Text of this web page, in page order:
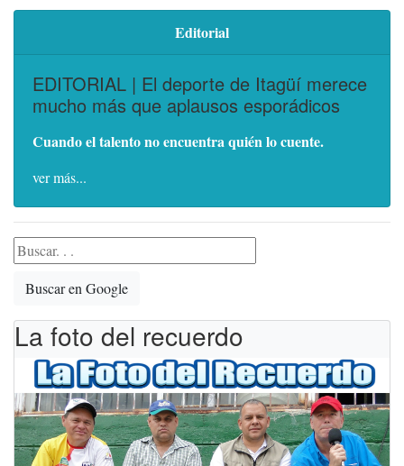
Editorial
EDITORIAL | El deporte de Itagüí merece
mucho más que aplausos esporádicos
Cuando el talento no encuentra quién lo cuente.
ver más...
Buscar en Google
La foto del recuerdo